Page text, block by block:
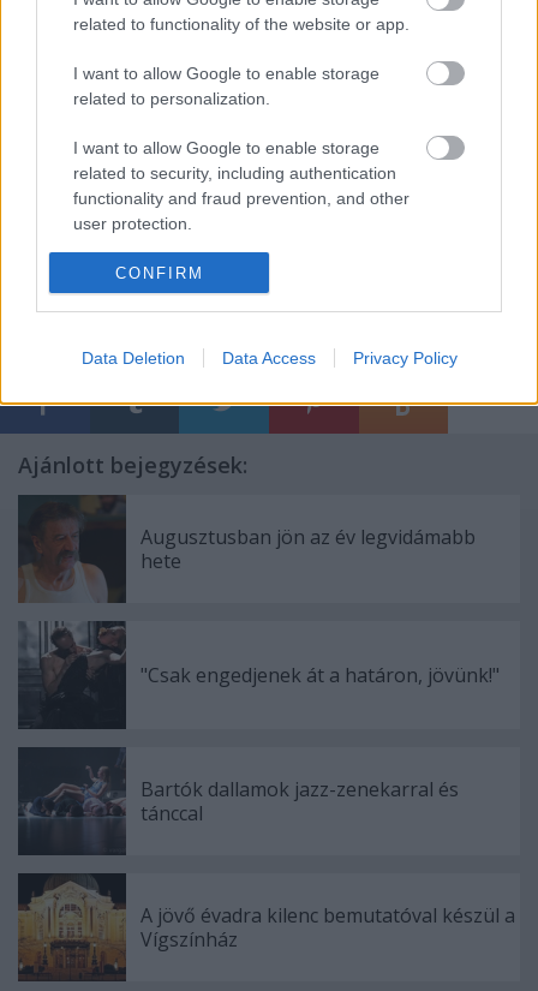
related to functionality of the website or app.
I want to allow Google to enable storage
related to personalization.
I want to allow Google to enable storage
related to security, including authentication
functionality and fraud prevention, and other
user protection.
CONFIRM
Data Deletion Data Access Privacy Policy
kiadáscsökkentés és a támogatások növelése
elvezethet a kiegyensúlyozottabb működéshez" - írta
a Moody's.
Forrás: MTI
Ajánlott bejegyzések:
Augusztusban jön az év legvidámabb
hete
"Csak engedjenek át a határon, jövünk!"
Bartók dallamok jazz-zenekarral és
tánccal
A jövő évadra kilenc bemutatóval készül a
Vígszínház